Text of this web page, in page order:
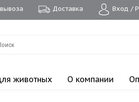
Вход /
Доставка
животных О компании